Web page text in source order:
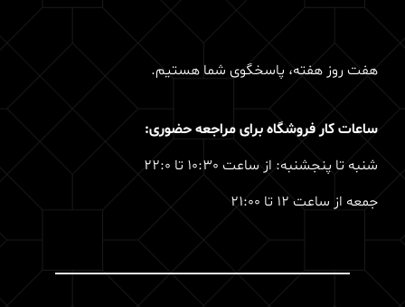
هفت روز هفته، پاسخگوی شما هستیم.
ساعات کار فروشگاه برای مراجعه حضوری:
شنبه تا پنجشنبه: از ساعت 10:30 تا 22:0
جمعه از ساعت 12 تا 21:00